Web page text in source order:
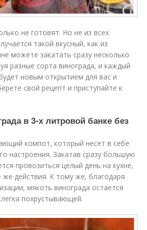
не готовят. Но не из всех
такой вкусный, как из
можете закатать сразу несколько
разные сорта винограда, и каждый
новым открытием для вас и
свой рецепт и приступайте к
в 3-х литровой банке без
компот, который несет в себе
настроения. Закатав сразу большую
провозиться целый день на кухне,
же действия. К тому же, благодаря
мякоть винограда остается
похрустывающей.